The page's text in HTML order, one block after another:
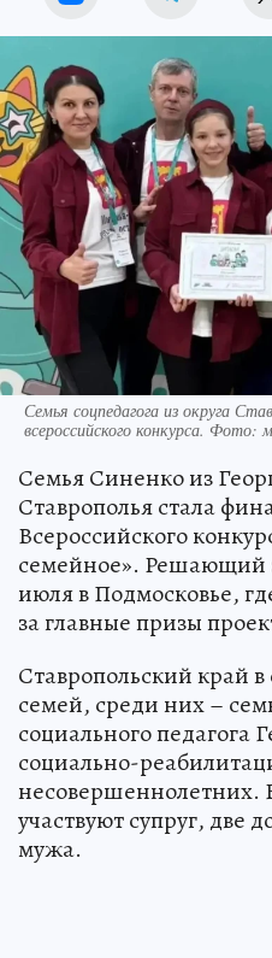
Семья соцпедагога из округа
всероссийского конкурса.
Семья Синенко из
Ставрополья стала
Всероссийского
семейное». Решающий
июля в Подмосковье,
за главные призы
Ставропольский край
семей, среди них –
социального педагога
социально-
несовершеннолетних.
участвуют супруг, две
мужа.